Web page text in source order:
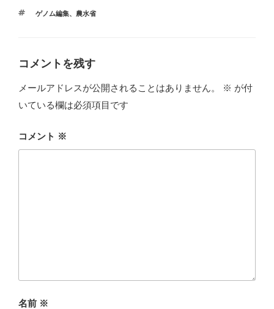
ゴ
タ
ゲノム編集、 農水省
コメントを残す
メールアドレスが公開されることはありません。 ※ が付
いている欄は必須項目です
コメント ※
名前 ※